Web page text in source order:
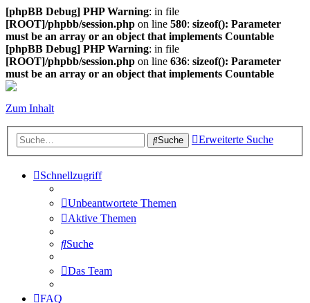
[phpBB Debug] PHP Warning: in file
[ROOT]/phpbb/session.php on line 580: sizeof(): Parameter
must be an array or an object that implements Countable
[phpBB Debug] PHP Warning: in file
[ROOT]/phpbb/session.php on line 636: sizeof(): Parameter
must be an array or an object that implements Countable
Zum Inhalt
Suche Erweiterte Suche
Schnellzugriff
Unbeantwortete Themen
Aktive Themen
Suche
Das Team
FAQ